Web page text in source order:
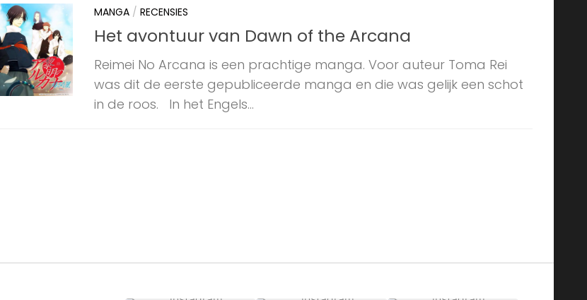
MANGA / RECENSIES
Het avontuur van Dawn of the Arcana
Reimei No Arcana is een prachtige manga. Voor auteur Toma Rei
was dit de eerste gepubliceerde manga en die was gelijk een schot
in de roos. In het Engels...